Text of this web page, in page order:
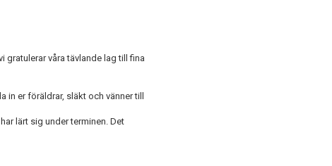
våra tävlande lag till fina
er föräldrar, släkt och vänner till
lärt sig under terminen. Det